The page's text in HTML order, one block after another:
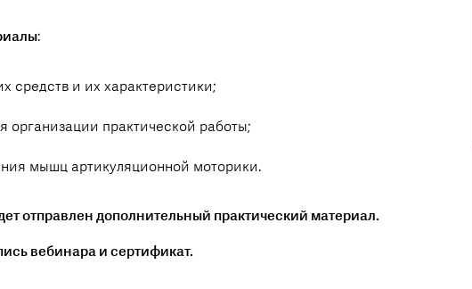
:
средств и их характеристики;
организации практической работы;
мышц артикуляционной моторики.
отправлен дополнительный практический материал.
вебинара и сертификат.